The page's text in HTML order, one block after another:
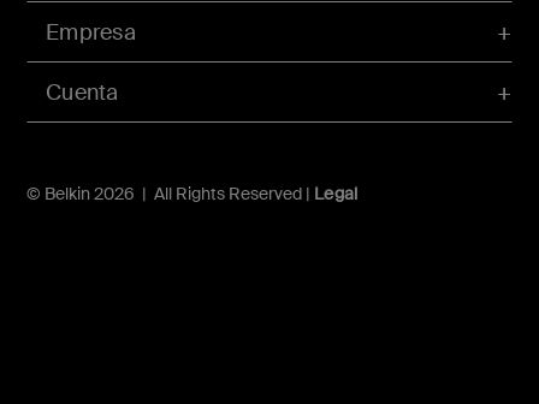
Cuenta
Empresa
© Belkin 2026 | All Rights Reserved | Legal